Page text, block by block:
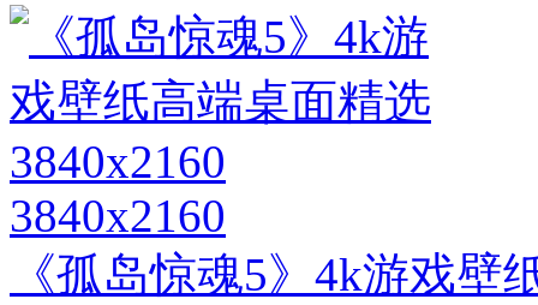
3840x2160
《孤岛惊魂5》4k游戏壁